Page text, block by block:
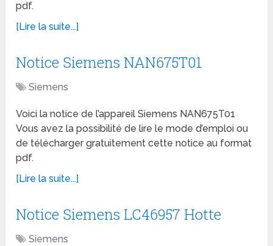
pdf.
[Lire la suite...]
Notice Siemens NAN675T01
Siemens
Voici la notice de l’appareil Siemens NAN675T01
Vous avez la possibilité de lire le mode d’emploi ou
de télécharger gratuitement cette notice au format
pdf.
[Lire la suite...]
Notice Siemens LC46957 Hotte
Siemens